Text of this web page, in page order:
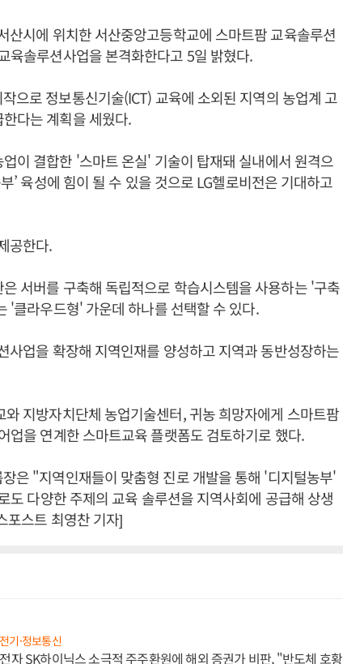
산시에 위치한 서산중앙고등학교에 스마트팜 교육솔루션
육솔루션사업을 본격화한다고 5일 밝혔다.
으로 정보통신기술(ICT) 교육에 소외된 지역의 농업계 고
다는 계획을 세웠다.
이 결합한 '스마트 온실' 기술이 탑재돼 실내에서 원격으
’ 육성에 힘이 될 수 있을 것으로 LG헬로비전은 기대하고
공한다.
서버를 구축해 독립적으로 학습시스템을 사용하는 '구축
'클라우드형' 가운데 하나를 선택할 수 있다.
사업을 확장해 지역인재를 양성하고 지역과 동반성장하는
지방자치단체 농업기술센터, 귀농 희망자에게 스마트팜
업을 연계한 스마트교육 플랫폼도 검토하기로 했다.
은 "지역인재들이 맞춤형 진로 개발을 통해 '디지털농부'
다양한 주제의 교육 솔루션을 지역사회에 공급해 상생
포스트 최영찬 기자]
기·정보통신
자 SK하이닉스 소극적 주주환원에 해외 증권가 비판, "반도체 호황